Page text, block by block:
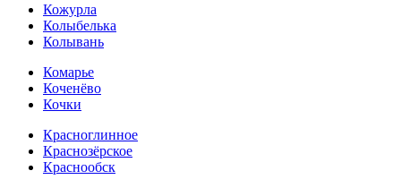
Кожурла
Колыбелька
Колывань
Комарье
Коченёво
Кочки
Красноглинное
Краснозёрское
Краснообск